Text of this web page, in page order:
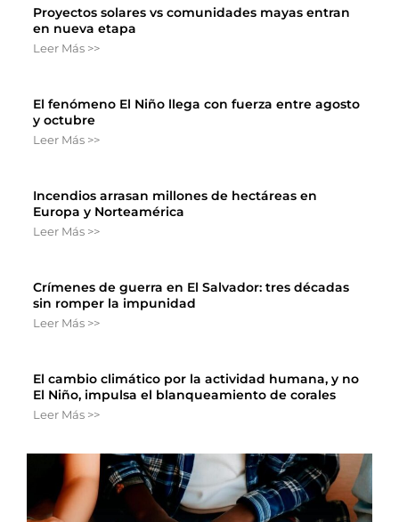
Proyectos solares vs comunidades mayas entran
en nueva etapa
Leer Más >>
El fenómeno El Niño llega con fuerza entre agosto
y octubre
Leer Más >>
Incendios arrasan millones de hectáreas en
Europa y Norteamérica
Leer Más >>
Crímenes de guerra en El Salvador: tres décadas
sin romper la impunidad
Leer Más >>
El cambio climático por la actividad humana, y no
El Niño, impulsa el blanqueamiento de corales
Leer Más >>